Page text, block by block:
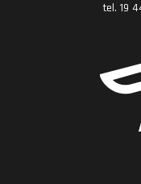
tel. 19